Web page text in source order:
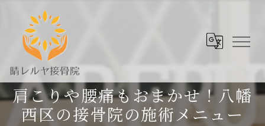
肩こりや腰痛もおまかせ！八幡
西区の接骨院の施術メニュー